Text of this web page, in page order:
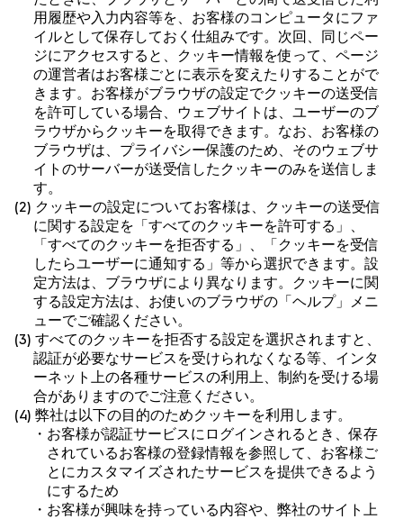
用履歴や入力内容等を、お客様のコンピュータにファ
イルとして保存しておく仕組みです。次回、同じペー
ジにアクセスすると、クッキー情報を使って、ページ
の運営者はお客様ごとに表示を変えたりすることがで
きます。お客様がブラウザの設定でクッキーの送受信
を許可している場合、ウェブサイトは、ユーザーのブ
ラウザからクッキーを取得できます。なお、お客様の
ブラウザは、プライバシー保護のため、そのウェブサ
イトのサーバーが送受信したクッキーのみを送信しま
す。
(2) クッキーの設定についてお客様は、クッキーの送受信
に関する設定を「すべてのクッキーを許可する」、
「すべてのクッキーを拒否する」、「クッキーを受信
したらユーザーに通知する」等から選択できます。設
定方法は、ブラウザにより異なります。クッキーに関
する設定方法は、お使いのブラウザの「ヘルプ」メニ
ューでご確認ください。
(3) すべてのクッキーを拒否する設定を選択されますと、
認証が必要なサービスを受けられなくなる等、インタ
ーネット上の各種サービスの利用上、制約を受ける場
合がありますのでご注意ください。
(4) 弊社は以下の目的のためクッキーを利用します。
・お客様が認証サービスにログインされるとき、保存
されているお客様の登録情報を参照して、お客様ご
とにカスタマイズされたサービスを提供できるよう
にするため
・お客様が興味を持っている内容や、弊社のサイト上